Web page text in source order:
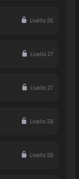
Livello 26
Livello 27
Livello 27
Livello 28
Livello 28